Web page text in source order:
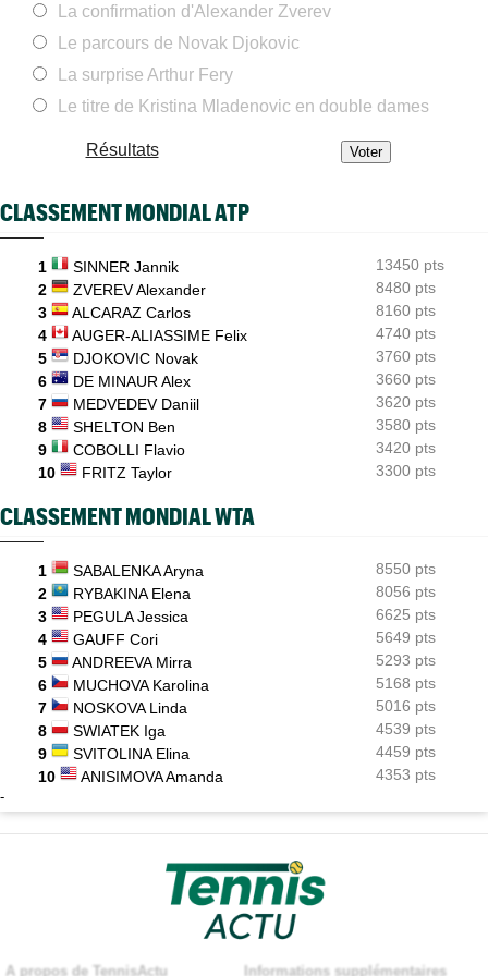
pop up
ATP - Montréal
Arthur Fils éteint Norrie et aura une revanche à prendre en
quarts
Paula Badosa a donné des nouvelles après un passage à
l’hôpital...
Tous les résultats du samedi 8 août 2026 et de la nuit
Joao Fonseca a taquiné Djokovic : "Il dit ça parce qu'il vieillit"
07:10
ATP - Montréal
Alexander Zverev s'est raté : "Le pire match de ma saison"
La confirmation d'Alexander Zverev
Le parcours de Novak Djokovic
La surprise Arthur Fery
Le titre de Kristina Mladenovic en double dames
Résultats
CLASSEMENT MONDIAL ATP
1 SINNER Jannik
13450 pts
2
ZVEREV Alexander
8480 pts
3
ALCARAZ Carlos
8160 pts
4
AUGER-ALIASSIME Felix
4740 pts
5
DJOKOVIC Novak
3760 pts
6
DE MINAUR Alex
3660 pts
7
MEDVEDEV Daniil
3620 pts
8
SHELTON Ben
3580 pts
9
COBOLLI Flavio
3420 pts
10
FRITZ Taylor 3300 pts
CLASSEMENT MONDIAL WTA
1 SABALENKA Aryna
8550 pts
2
RYBAKINA Elena
8056 pts
3
PEGULA Jessica
6625 pts
4
GAUFF Cori
5649 pts
5
ANDREEVA Mirra
5293 pts
6
MUCHOVA Karolina
5168 pts
7
NOSKOVA Linda
5016 pts
8
SWIATEK Iga
4539 pts
9
SVITOLINA Elina
4459 pts
10
ANISIMOVA Amanda 4353 pts
-
A propos de TennisActu Informations supplémentaires